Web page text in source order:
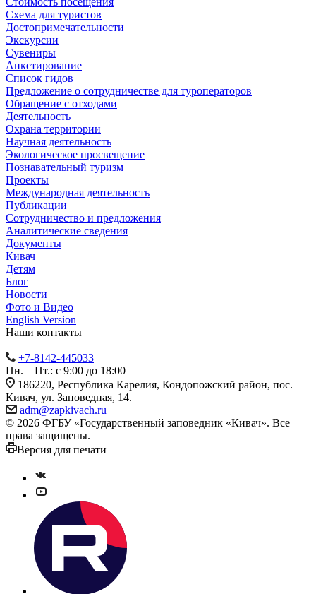
Схема для туристов
Достопримечательности
Экскурсии
Сувениры
Анкетирование
Список гидов
Предложение о сотрудничестве для туроператоров
Обращение с отходами
Деятельность
Охрана территории
Научная деятельность
Экологическое просвещение
Познавательный туризм
Проекты
Международная деятельность
Публикации
Сотрудничество и предложения
Аналитические сведения
Документы
Кивач
Детям
Блог
Новости
Фото и Видео
English Version
Наши контакты
+7-8142-445033
Пн. – Пт.: с 9:00 до 18:00
186220, Республика Карелия, Кондопожский район, пос.
Кивач, ул. Заповедная, 14.
adm@zapkivach.ru
© 2026 ФГБУ «Государственный заповедник «Кивач». Все
права защищены.
Версия для печати